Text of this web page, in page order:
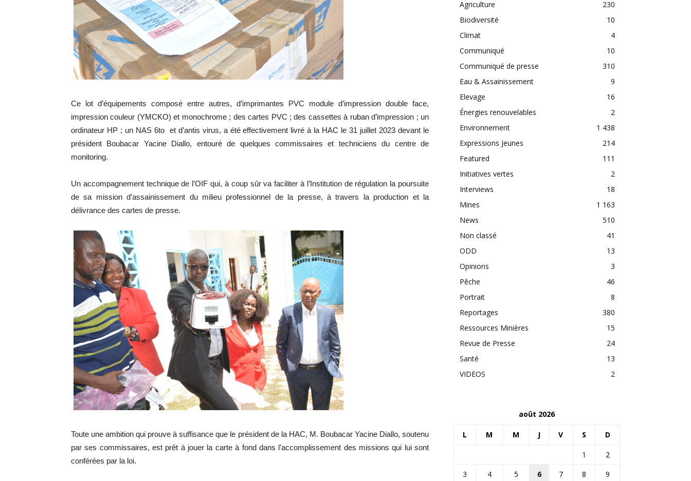
Ce lot d’équipements composé entre autres, d’imprimantes PVC module d’impression double face,
impression couleur (YMCKO) et monochrome ; des cartes PVC ; des cassettes à ruban d’impression ; un
ordinateur HP ; un NAS 6to et d’antis virus, a été effectivement livré à la HAC le 31 juillet 2023 devant le
président Boubacar Yacine Diallo, entouré de quelques commissaires et techniciens du centre de
monitoring.
Un accompagnement technique de l’OIF qui, à coup sûr va faciliter à l’Institution de régulation la poursuite
de sa mission d’assainissement du milieu professionnel de la presse, à travers la production et la
délivrance des cartes de presse.
Toute une ambition qui prouve à suffisance que le président de la HAC, M. Boubacar Yacine Diallo, soutenu
par ses commissaires, est prêt à jouer la carte à fond dans l’accomplissement des missions qui lui sont
conférées par la loi.
Agriculture
230
Biodiversité
10
Climat
4
Communiqué
10
Communiqué de presse
310
Eau & Assainissement
9
Elevage
16
Énergies renouvelables
2
Environnement
1 438
Expressions Jeunes
214
Featured
111
Initiatives vertes
2
Interviews
18
Mines
1 163
News
510
Non classé
41
ODD
13
Opinions
3
Pêche
46
Portrait
8
Reportages
380
Ressources Minières
15
Revue de Presse
24
Santé
13
VIDEOS
2
août 2026
L M M J V S D
1
2
3
4 5 6 7 8
9